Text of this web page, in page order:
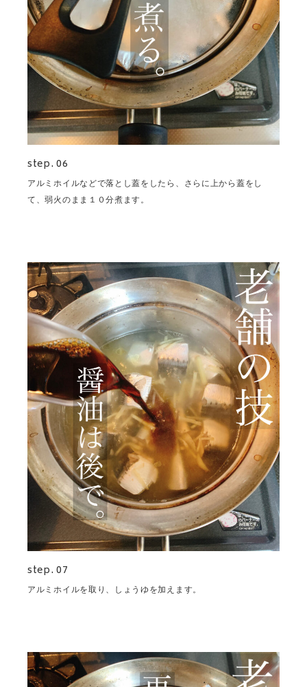
step. 06
アルミホイルなどで落とし蓋をしたら、さらに上から蓋をし
て、弱火のまま１０分煮ます。
step. 07
アルミホイルを取り、しょうゆを加えます。